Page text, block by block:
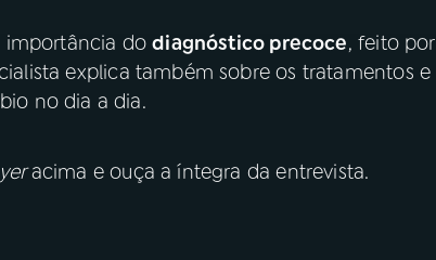
importância dodiagnóstico precoce, feito por
explica também sobre os tratamentos e
no dia a dia.
acima e ouça a íntegra da entrevista.